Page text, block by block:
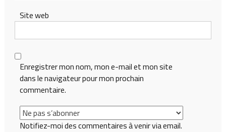
Site web
Enregistrer mon nom, mon e-mail et mon site
dans le navigateur pour mon prochain
commentaire.
Notifiez-moi des commentaires à venir via email.